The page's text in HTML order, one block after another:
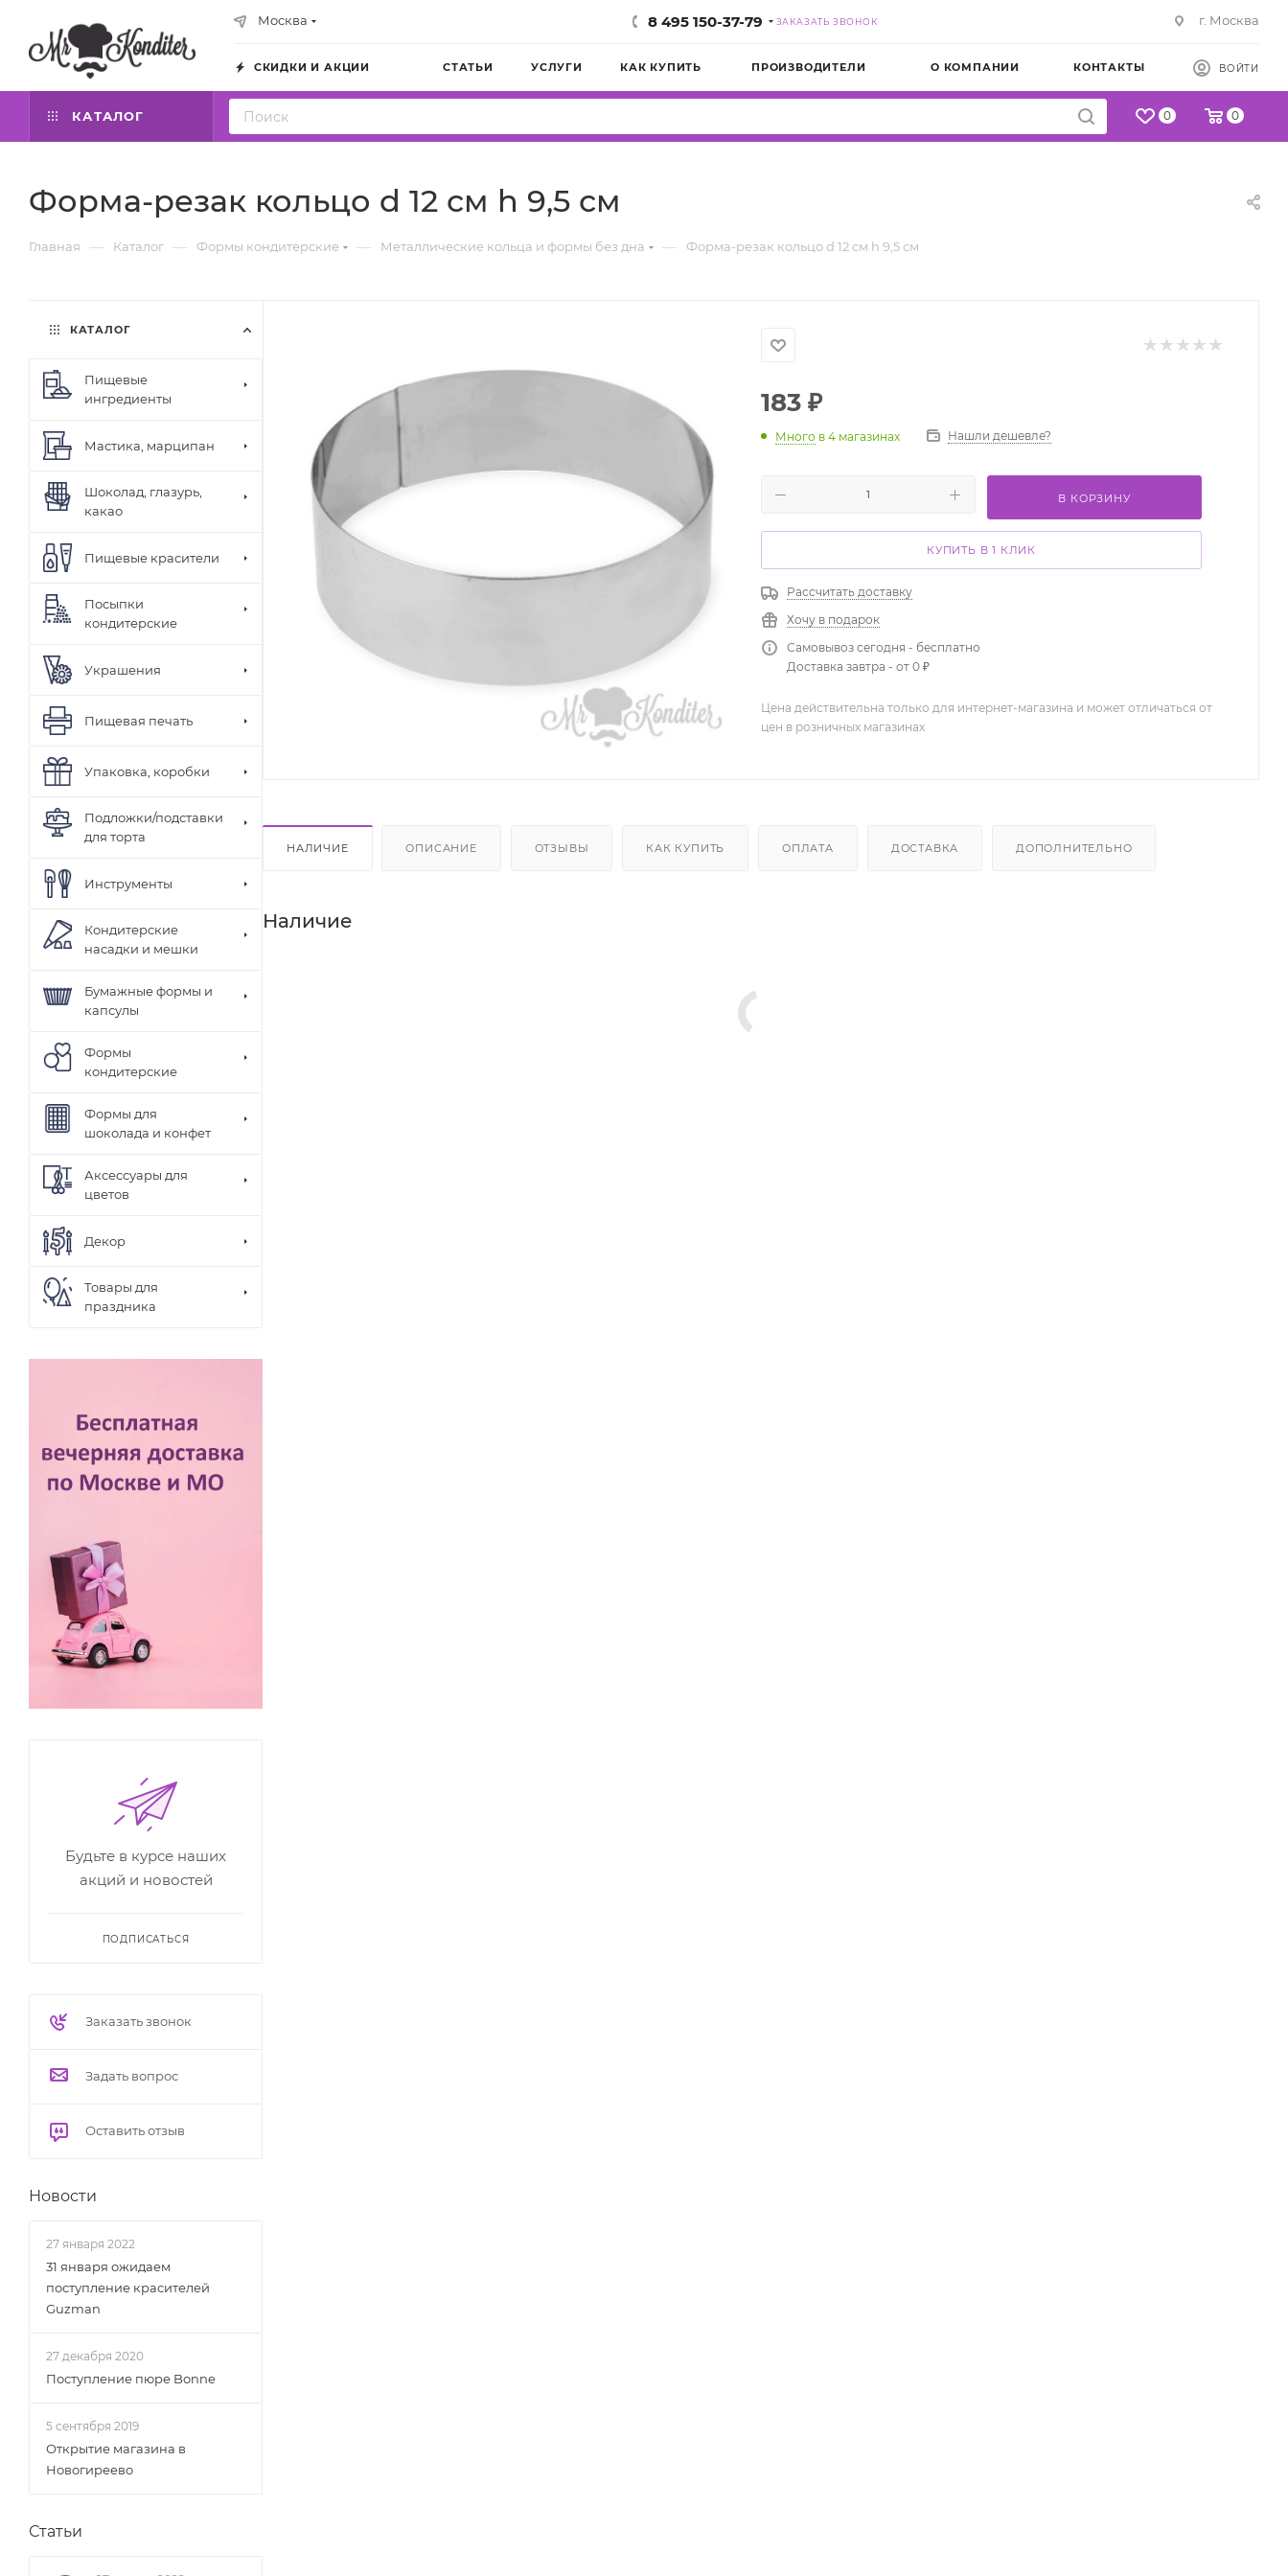
Москва 8 495 150-37-79 ЗАКАЗАТЬ ЗВОНОК г. Москва
СКИДКИ И АКЦИИ СТАТЬИ УСЛУГИ КАК КУПИТЬ ПРОИЗВОДИТЕЛИ О КОМПАНИИ КОНТАКТЫ ВОЙТИ
КАТАЛОГ 0 0
Форма-резак кольцо d 12 см h 9,5 см
Главная — Каталог — Формы кондитерские — Металлические кольца и формы без дна — Форма-резак кольцо d 12 см h 9,5 см
183 ₽
Много в 4 магазинах Нашли дешевле?
В КОРЗИНУ
КУПИТЬ В 1 КЛИК
Рассчитать доставку
Хочу в подарок
Самовывоз сегодня - бесплатно
Доставка завтра - от 0 ₽
Цена действительна только для интернет-магазина и может отличаться от
цен в розничных магазинах
НАЛИЧИЕ ОПИСАНИЕ ОТЗЫВЫ КАК КУПИТЬ ОПЛАТА ДОСТАВКА ДОПОЛНИТЕЛЬНО
Наличие
КАТАЛОГ
Пищевые
ингредиенты
Мастика, марципан
Шоколад, глазурь,
какао
Пищевые красители
Посыпки
кондитерские
Украшения
Пищевая печать
Упаковка, коробки
Подложки/подставки
для торта
Инструменты
Кондитерские
насадки и мешки
Бумажные формы и
капсулы
Формы
кондитерские
Формы для
шоколада и конфет
Аксессуары для
цветов
Декор
Товары для
праздника
Будьте в курсе наших
акций и новостей
ПОДПИСАТЬСЯ
Заказать звонок
Задать вопрос
Оставить отзыв
Новости
27 января 2022
31 января ожидаем
поступление красителей
Guzman
27 декабря 2020
Поступление пюре Bonne
5 сентября 2019
Открытие магазина в
Новогиреево
Статьи